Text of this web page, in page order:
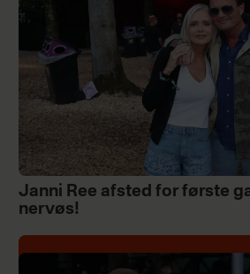
Janni Ree afsted for første
nervøs!